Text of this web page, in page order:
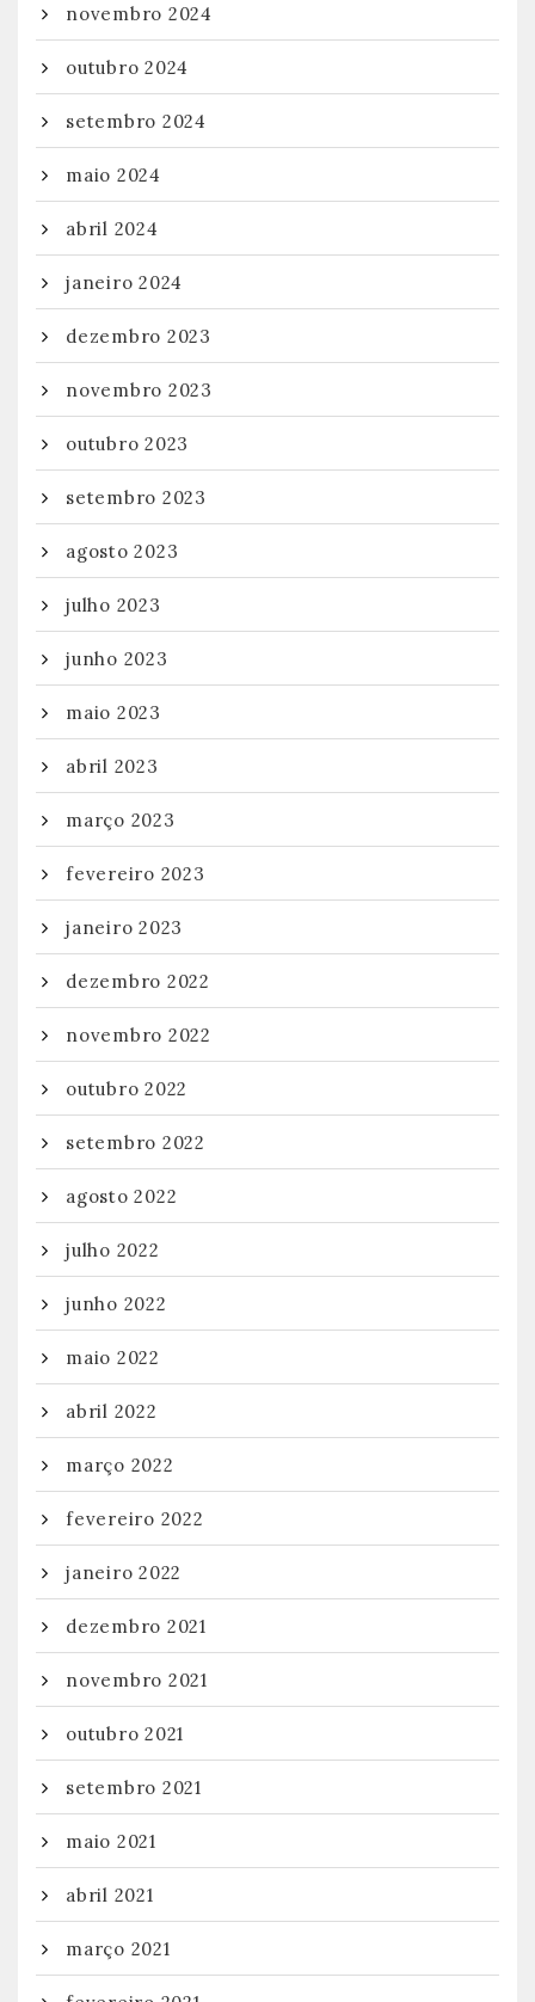
novembro 2024
outubro 2024
setembro 2024
maio 2024
abril 2024
janeiro 2024
dezembro 2023
novembro 2023
outubro 2023
setembro 2023
agosto 2023
julho 2023
junho 2023
maio 2023
abril 2023
março 2023
fevereiro 2023
janeiro 2023
dezembro 2022
novembro 2022
outubro 2022
setembro 2022
agosto 2022
julho 2022
junho 2022
maio 2022
abril 2022
março 2022
fevereiro 2022
janeiro 2022
dezembro 2021
novembro 2021
outubro 2021
setembro 2021
maio 2021
abril 2021
março 2021